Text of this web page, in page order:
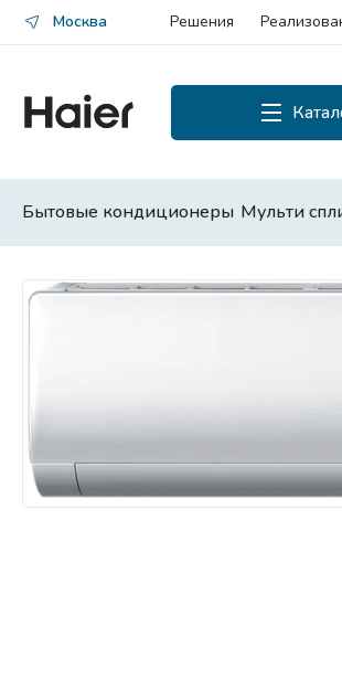
Москва Решения
Бытовые кондиционеры Мульти
Каталог
Полупромышленные
Чиллеры и фанкойлы